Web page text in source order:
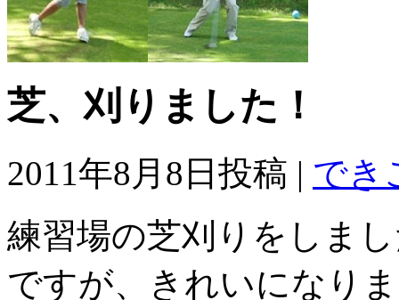
芝、刈りました！
2011年8月8日投稿 | でき
練習場の芝刈りをしま
ですが、きれいになり